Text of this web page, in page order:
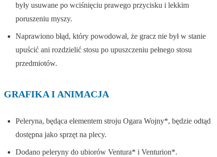
były usuwane po wciśnięciu prawego przycisku i lekkim
poruszeniu myszy.
Naprawiono błąd, który powodował, że gracz nie był w stanie
upuścić ani rozdzielić stosu po upuszczeniu pełnego stosu
przedmiotów.
GRAFIKA I ANIMACJA
Peleryna, będąca elementem stroju Ogara Wojny*, będzie odtąd
dostępna jako sprzęt na plecy.
Dodano peleryny do ubiorów Ventura* i Venturion*.